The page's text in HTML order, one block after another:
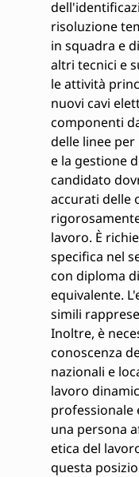
risoluzione
in squadra e
altri tecnici e
le attività
nuovi cavi
componenti
delle linee
e la gestione
candidato
accurati delle
lavoro. È
specifica nel
con diploma
equivalente.
simili
Inoltre, è
conoscenza
nazionali e
lavoro
professionale
una persona
etica del
questa